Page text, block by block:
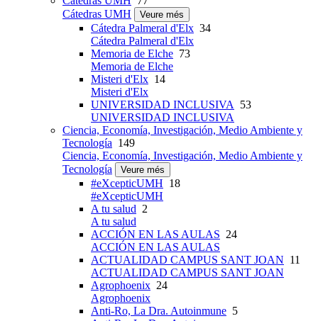
Cátedras UMH
Veure més
Cátedra Palmeral d'Elx 34
Cátedra Palmeral d'Elx
Memoria de Elche 73
Memoria de Elche
Misteri d'Elx 14
Misteri d'Elx
UNIVERSIDAD INCLUSIVA 53
UNIVERSIDAD INCLUSIVA
Ciencia, Economía, Investigación, Medio Ambiente y
Tecnología 149
Ciencia, Economía, Investigación, Medio Ambiente y
Tecnología
Veure més
#eXcepticUMH 18
#eXcepticUMH
A tu salud 2
A tu salud
ACCIÓN EN LAS AULAS 24
ACCIÓN EN LAS AULAS
ACTUALIDAD CAMPUS SANT JOAN 11
ACTUALIDAD CAMPUS SANT JOAN
Agrophoenix 24
Agrophoenix
Anti-Ro, La Dra. Autoinmune 5